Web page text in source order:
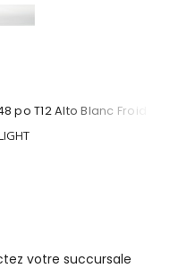
po T12 Alto Blanc Froid
votre succursale